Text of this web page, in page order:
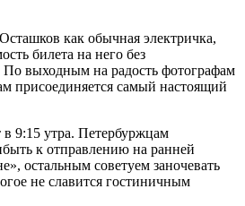
как обычная электричка,
билета на него без
По выходным на радость фотографам
присоединяется самый настоящий
в 9:15 утра. Петербуржцам
к отправлению на ранней
остальным советуем заночевать
не славится гостиничным